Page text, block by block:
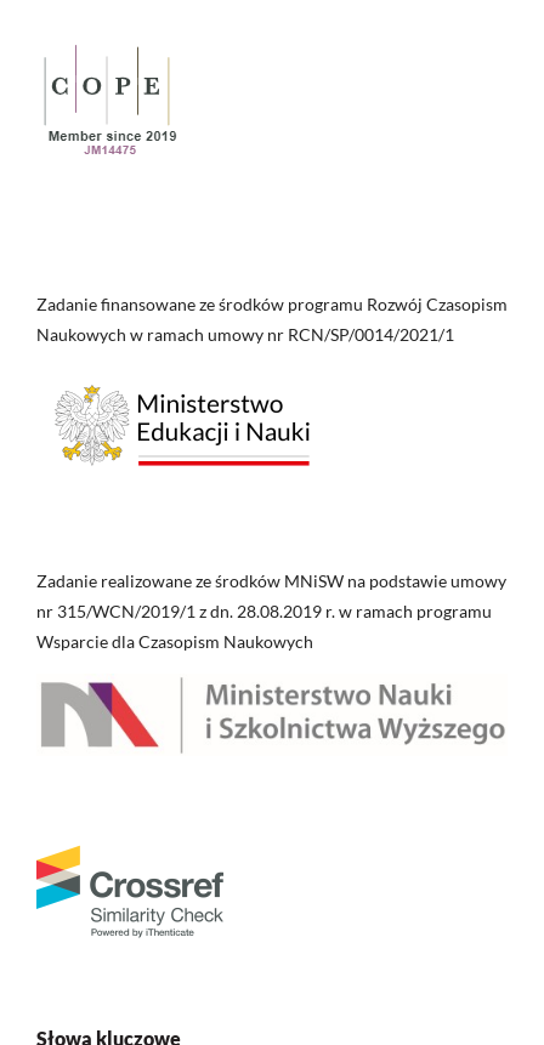
Zadanie finansowane ze środków programu Rozwój Czasopism
Naukowych w ramach umowy nr RCN/SP/0014/2021/1
Zadanie realizowane ze środków MNiSW na podstawie umowy
nr 315/WCN/2019/1 z dn. 28.08.2019 r. w ramach programu
Wsparcie dla Czasopism Naukowych
Słowa kluczowe